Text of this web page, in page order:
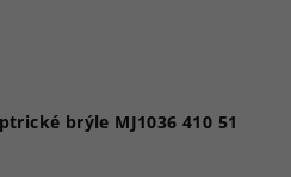
brýle MJ1036 410 51